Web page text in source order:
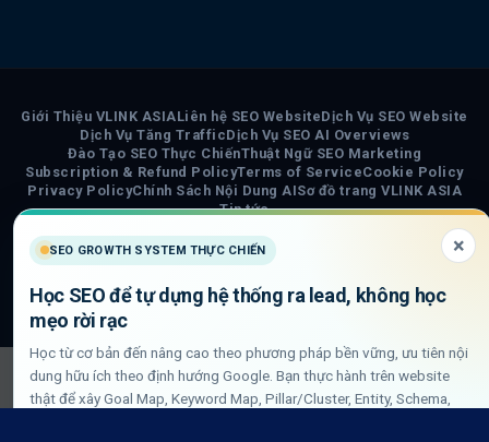
Visa PayPal Stripe MasterCard
Cash
Giới Thiệu VLINK ASIALiên hệ SEO WebsiteDịch Vụ SEO Website
Dịch Vụ Tăng TrafficDịch Vụ SEO AI Overviews
Đào Tạo SEO Thực ChiếnThuật Ngữ SEO Marketing
Subscription & Refund PolicyTerms of ServiceCookie Policy
Privacy PolicyChính Sách Nội Dung AISơ đồ trang VLINK ASIA
Tin tức
COPYRIGHT 2026 ©VLINK ASIA
SEO GROWTH SYSTEM THỰC CHIẾN ×
Học SEO để tự dựng hệ thống ra lead, không học
mẹo rời rạc
Học từ cơ bản đến nâng cao theo phương pháp bền vững, ưu tiên nội
dung hữu ích theo định hướng Google. Bạn thực hành trên website
thật để xây Goal Map, Keyword Map, Pillar/Cluster, Entity, Schema,